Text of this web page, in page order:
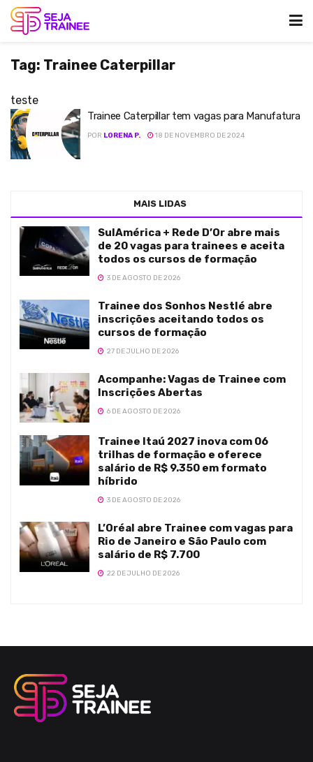
Tag: Trainee Caterpillar
teste
Trainee Caterpillar tem vagas para Manufatura
POR LORENA P. 18 DE NOVEMBRO DE 2024
MAIS LIDAS
SulAmérica + Rede D’Or abre mais
de 20 vagas para trainees e aceita
todos os cursos de formação
3 DE AGOSTO DE 2026
Trainee dos Sonhos Nestlé abre
inscrições aceitando todos os
cursos de formação
27 DE JULHO DE 2026
Acompanhe: Vagas de Trainee com
Inscrições Abertas
6 DE AGOSTO DE 2026
Trainee Itaú 2027 inova com 06
trilhas de formação e oferece
salário de R$ 9.350 em formato
híbrido
3 DE AGOSTO DE 2026
L’Oréal abre Trainee com vagas para
Rio de Janeiro e São Paulo com
salário de R$ 7.700
22 DE JULHO DE 2026